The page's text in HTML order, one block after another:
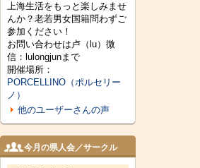
上海生活をもっと楽しみませ
んか？老若男女国籍問わずご
参加ください！
お問い合わせは卢（lu）微
信：lulongjunまで
開催場所：
PORCELLINO（ポルセリー
ノ）
他のユーザーさんの声
今月の県人会／サークル